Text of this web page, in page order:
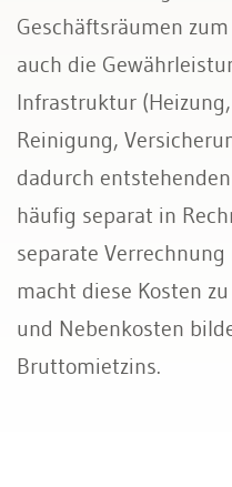
Mietzins und
Geschäftsräumen
auch die
Infrastruktur
Reinigung,
dadurch
häufig separat in
separate
macht diese Kosten
und Nebenkosten
Bruttomietzins.